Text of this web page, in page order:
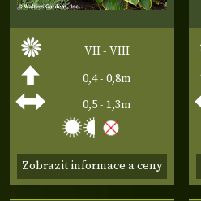
VII - VIII
0,4 - 0,8m
0,5 - 1,3m
Zobrazit informace a ceny